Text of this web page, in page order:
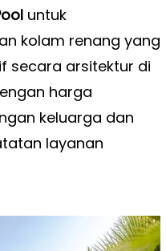
untuk
kolam renang yang
secara arsitektur di
harga
keluarga dan
layanan